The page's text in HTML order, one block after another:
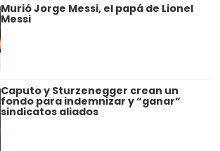
Murió Jorge Messi, el papá de Lionel
Messi
Caputo y Sturzenegger crean un
fondo para indemnizar y “ganar”
sindicatos aliados